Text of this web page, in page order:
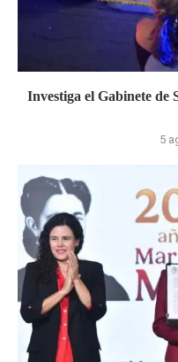
Investiga el Gabinete de
5